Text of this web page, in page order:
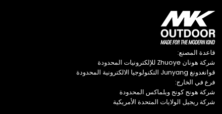
قاعدة المصنع:
شركة هونان Zhuoye للإلكترونيات المحدودة
قوانغدونغ Junyang التكنولوجيا الالكترونية المحدودة
فرع في الخارج:
شركة هونج كونج ويلماكس المحدودة
شركة ريجيل الولايات المتحدة الأمريكية